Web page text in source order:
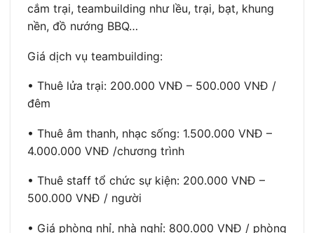
cắm trại, teambuilding như lều, trại, bạt, khung
nền, đồ nướng BBQ…
Giá dịch vụ teambuilding:
• Thuê lửa trại: 200.000 VNĐ – 500.000 VNĐ /
đêm
• Thuê âm thanh, nhạc sống: 1.500.000 VNĐ –
4.000.000 VNĐ /chương trình
• Thuê staff tổ chức sự kiện: 200.000 VNĐ –
500.000 VNĐ / người
• Giá phòng nhỉ, nhà nghỉ: 800.000 VNĐ / phòng